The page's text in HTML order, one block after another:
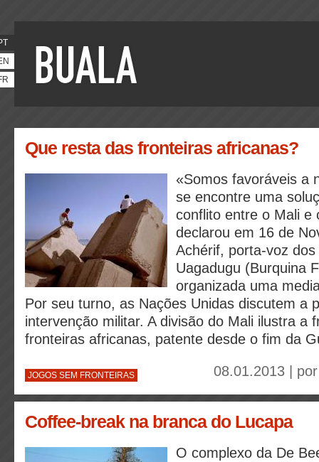
Que resta das fronteiras africanas?
«Somos favoráveis a
se encontre uma
conflito entre o Mali e
declarou em 16 de
Achérif, porta-voz
Uagadugu (Burquina
organizada uma
Por seu turno, as Nações Unidas discutem a
intervenção militar. A divisão do Mali ilustra a
fronteiras africanas, patente desde o fim da
JOGOS SEM FRONTEIRAS 08.01.2013 |
Coffee-break na branca do Lucapa
O complexo da De